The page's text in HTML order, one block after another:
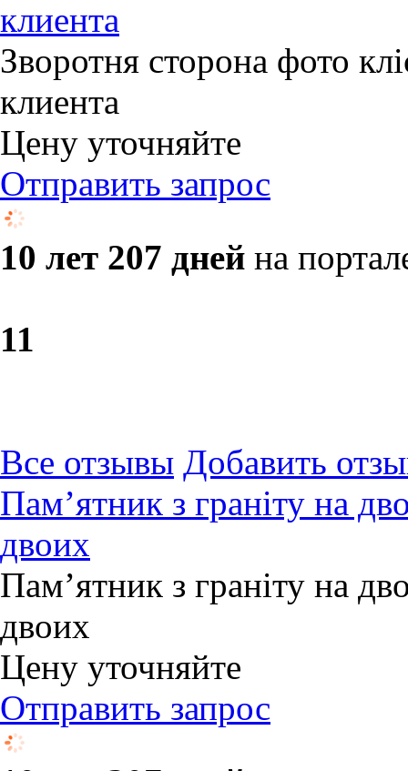
клиента
Зворотня сторона фото
клиента
Цену уточняйте
Отправить запрос
10 лет 207 дней на
11
Все отзывы Добавить
Пам’ятник з граніту на
двоих
Пам’ятник з граніту на
двоих
Цену уточняйте
Отправить запрос